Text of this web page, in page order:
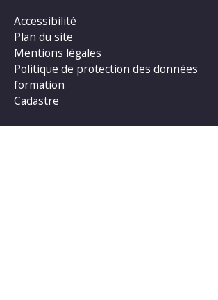
Accessibilité
Plan du site
Mentions légales
Politique de protection des données
formation
Cadastre